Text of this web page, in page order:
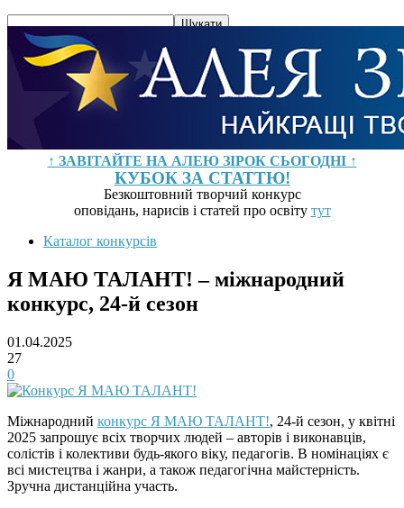
↑ ЗАВІТАЙТЕ НА АЛЕЮ ЗІРОК СЬОГОДНІ ↑
КУБОК ЗА СТАТТЮ!
Безкоштовний творчий конкурс
оповідань, нарисів і статей про освіту тут
Каталог конкурсів
Я МАЮ ТАЛАНТ! – міжнародний
конкурс, 24-й сезон
01.04.2025
27
0
Міжнародний конкурс Я МАЮ ТАЛАНТ!, 24-й сезон, у квітні
2025 запрошує всіх творчих людей – авторів і виконавців,
солістів і колективи будь-якого віку, педагогів. В номінаціях є
всі мистецтва і жанри, а також педагогічна майстерність.
Зручна дистанційна участь.